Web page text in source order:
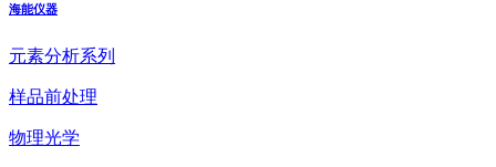
海能仪器
元素分析系列
样品前处理
物理光学